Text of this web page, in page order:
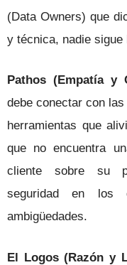
(Data Owners) que
y técnica, nadie
Pathos (Empatía y
debe conectar con
herramientas que
que no encuentra
cliente sobre su
seguridad en los
ambigüedades.
El Logos (Razón y